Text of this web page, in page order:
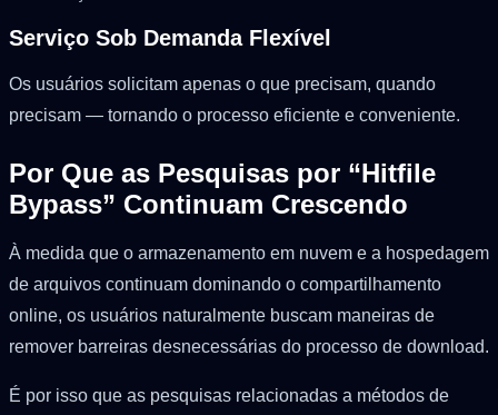
Serviço Sob Demanda Flexível
Os usuários solicitam apenas o que precisam, quando
precisam — tornando o processo eficiente e conveniente.
Por Que as Pesquisas por “Hitfile
Bypass” Continuam Crescendo
À medida que o armazenamento em nuvem e a hospedagem
de arquivos continuam dominando o compartilhamento
online, os usuários naturalmente buscam maneiras de
remover barreiras desnecessárias do processo de download.
É por isso que as pesquisas relacionadas a métodos de